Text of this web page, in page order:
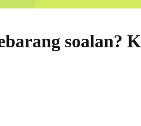
soalan?